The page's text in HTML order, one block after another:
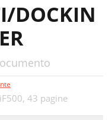
DOCKIN
43 pagine